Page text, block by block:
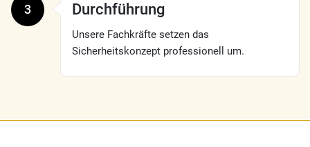
3 Durchführung
Unsere Fachkräfte setzen das
Sicherheitskonzept professionell um.